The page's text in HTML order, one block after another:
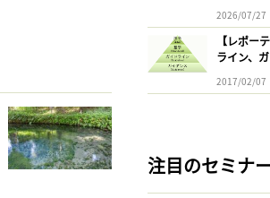
2026/07/27
【レポー
ライン、
2017/02/07
注目のセミナ